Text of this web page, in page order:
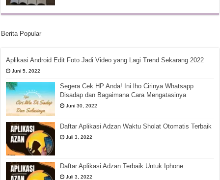
Berita Popular
Aplikasi Android Edit Foto Jadi Video yang Lagi Trend Sekarang 2022
Juni 5, 2022
Segera Cek HP Anda! Ini lho Cirinya Whatsapp
Disadap dan Bagaimana Cara Mengatasinya
Juni 30, 2022
Daftar Aplikasi Adzan Waktu Sholat Otomatis Terbaik
Juli 3, 2022
Daftar Aplikasi Adzan Terbaik Untuk Iphone
Juli 3, 2022